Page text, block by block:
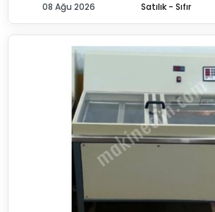
Satılık - Sıfır
08 Ağu 2026